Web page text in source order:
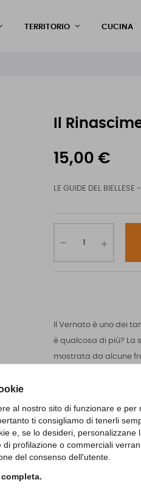
al nostro sito di funzionare e per
ti consigliamo di tenerli
e, se lo desideri, personalizzane
profilazione o commerciali
del consenso dell'utente.
TERRITORIO CUCINA
Il
15,00 €
LE GUIDE DEL
Il Vernato è uno dei
è qualcosa di più? La
mostrata da alcune
ancor oggi. Fino a
vernatese e in
glutinosa), in dialetto
vernatese lo era. Ma
Vernatesi? In primo
gli altri rioni e
comune autonomo.
scoprirne